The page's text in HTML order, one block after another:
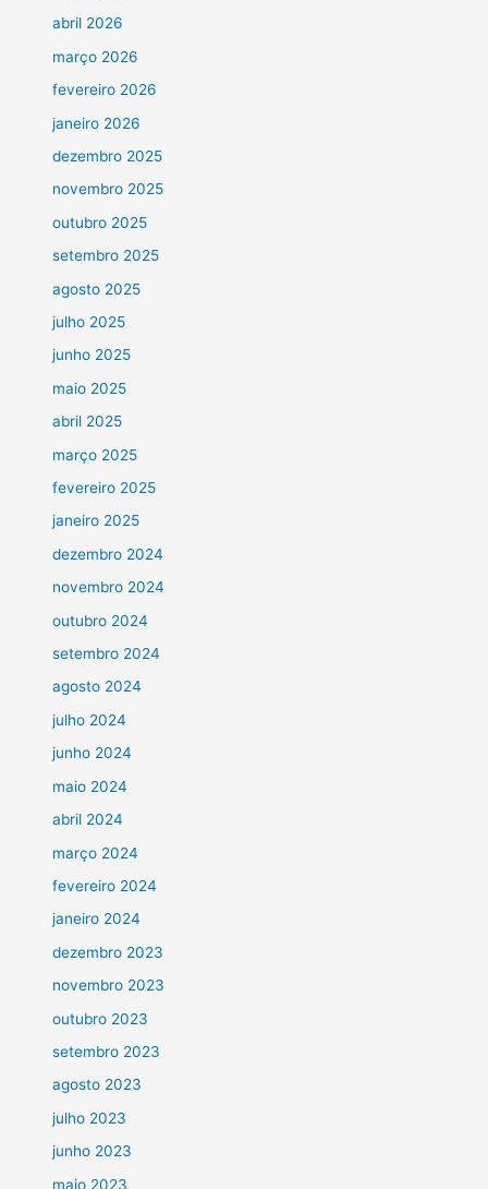
abril 2026
março 2026
fevereiro 2026
janeiro 2026
dezembro 2025
novembro 2025
outubro 2025
setembro 2025
agosto 2025
julho 2025
junho 2025
maio 2025
abril 2025
março 2025
fevereiro 2025
janeiro 2025
dezembro 2024
novembro 2024
outubro 2024
setembro 2024
agosto 2024
julho 2024
junho 2024
maio 2024
abril 2024
março 2024
fevereiro 2024
janeiro 2024
dezembro 2023
novembro 2023
outubro 2023
setembro 2023
agosto 2023
julho 2023
junho 2023
maio 2023